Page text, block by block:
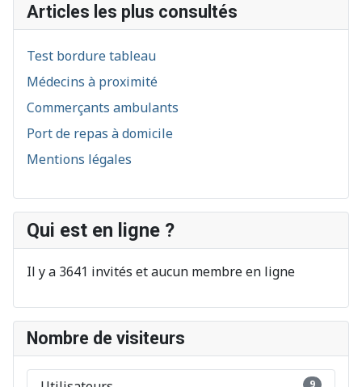
Articles les plus consultés
Test bordure tableau
Médecins à proximité
Commerçants ambulants
Port de repas à domicile
Mentions légales
Qui est en ligne ?
Il y a 3641 invités et aucun membre en ligne
Nombre de visiteurs
9